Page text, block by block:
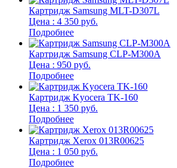
Картридж Samsung MLT-D307L
Цена : 4 350 руб.
Подробнее
Картридж Samsung CLP-M300A
Цена : 950 руб.
Подробнее
Картридж Kyocera TK-160
Цена : 1 350 руб.
Подробнее
Картридж Xerox 013R00625
Цена : 1 050 руб.
Подробнее